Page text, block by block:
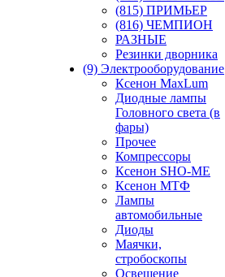
(815) ПРИМЬЕР
(816) ЧЕМПИОН
РАЗНЫЕ
Резинки дворника
(9) Электрооборудование
Ксенон MaxLum
Диодные лампы
Головного света (в
фары)
Прочее
Компрессоры
Ксенон SHO-ME
Ксенон МТФ
Лампы
автомобильные
Диоды
Маячки,
стробоскопы
Освещение